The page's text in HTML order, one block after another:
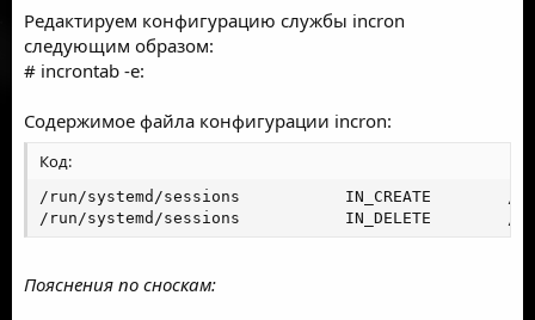
Редактируем конфигурацию службы incron
следующим образом:
# incrontab -e:
Содержимое файла конфигурации incron:
Код:
/run/systemd/sessions           IN_CREATE        /
/run/systemd/sessions           IN_DELETE        /
Пояснения по сноскам: